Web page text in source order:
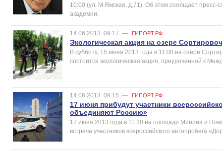
10:00 (ул. М.Ямская, д.71). Об этом сообщает пресс-
академии.
14.06.2013 09:17 — ГИПОРТ.РФ
Экологическая акция на озере
В субботу, 15 июня 2013 года в 11.00 на озере
состоится экологическая акция, приуроченной к
14.06.2013 09:15 — ГИПОРТ.РФ
17 июня прибудут участники
объединяют Россию»
17 июня 2013 года в 11.30 на площади Минина и
встреча участников всероссийского автопробега